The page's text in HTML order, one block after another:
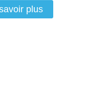
plus